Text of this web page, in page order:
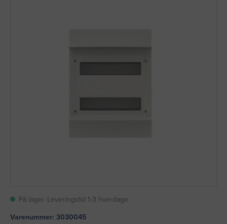
På lager. Leveringstid 1-3 hverdage
Varenummer: 3030045